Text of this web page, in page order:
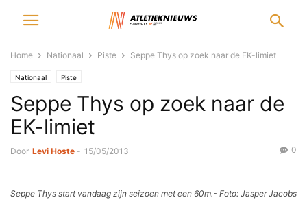
Home Nationaal Piste Seppe Thys op zoek naar de EK-limiet
Nationaal Piste
Seppe Thys op zoek naar de
EK-limiet
Door Levi Hoste - 15/05/2013 0
Seppe Thys start vandaag zijn seizoen met een 60m.- Foto: Jasper Jacobs